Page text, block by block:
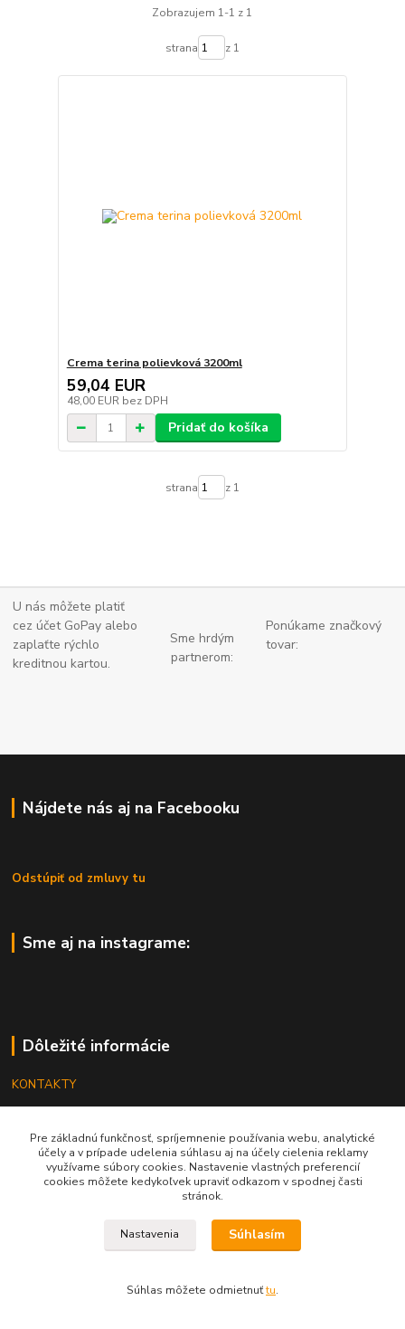
Zobrazujem 1-1 z 1
strana z 1
Crema terina polievková 3200ml
59,04 EUR
48,00 EUR bez DPH
Pridať do košíka
strana z 1
U nás môžete platiť
cez účet GoPay alebo
zaplaťte rýchlo
kreditnou kartou.
Sme hrdým
partnerom:
Ponúkame značkový
tovar:
Nájdete nás aj na Facebooku
Odstúpiť od zmluvy tu
Sme aj na instagrame:
Dôležité informácie
KONTAKTY
REKLAMÁCIE
KATALÓGY
Pre základnú funkčnosť, spríjemnenie používania webu, analytické
účely a v prípade udelenia súhlasu aj na účely cielenia reklamy
využívame súbory cookies. Nastavenie vlastných preferencií
cookies môžete kedykoľvek upraviť odkazom v spodnej časti
stránok.
Nastavenia Súhlasím
Súhlas môžete odmietnuťtu.